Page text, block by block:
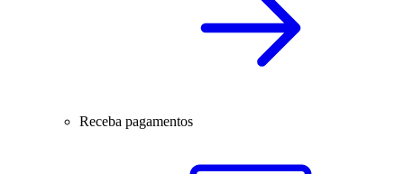
Receba pagamentos